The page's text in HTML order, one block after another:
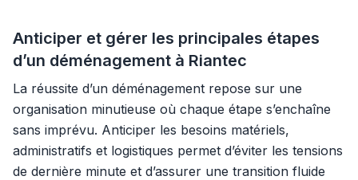
Anticiper et gérer les principales étapes
d’un déménagement à Riantec
La réussite d’un déménagement repose sur une
organisation minutieuse où chaque étape s’enchaîne
sans imprévu. Anticiper les besoins matériels,
administratifs et logistiques permet d’éviter les tensions
de dernière minute et d’assurer une transition fluide